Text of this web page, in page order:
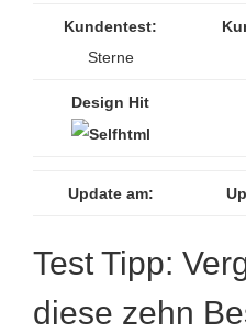
Kundentest:
Sterne
Design Hit
Update am:
Test Tipp:
diese zehn